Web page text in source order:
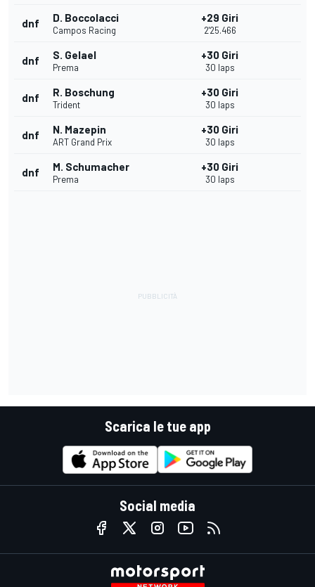
dnf D. Boccolacci
Campos Racing
+29 Giri
2'25.466
dnf S. Gelael
Prema
+30 Giri
30 laps
dnf R. Boschung
Trident
+30 Giri
30 laps
dnf N. Mazepin
ART Grand Prix
+30 Giri
30 laps
dnf M. Schumacher
Prema
+30 Giri
30 laps
Scarica le tue app
Social media